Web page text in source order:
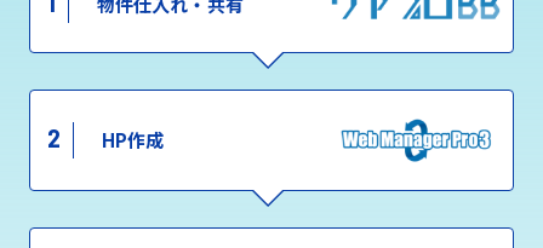
2 HP作成